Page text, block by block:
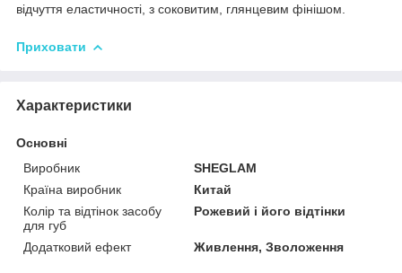
відчуття еластичності, з соковитим, глянцевим фінішом.
Приховати
Характеристики
Основні
Виробник
SHEGLAM
Країна виробник
Китай
Колір та відтінок засобу
для губ
Рожевий і його відтінки
Додатковий ефект Живлення, Зволоження